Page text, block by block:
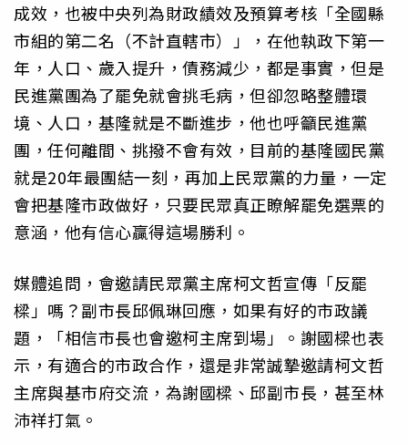
成效，也被中央列為財政績效及預算考核「全國縣
市組的第二名（不計直轄市）」，在他執政下第一
年，人口、歲入提升，債務減少，都是事實，但是
民進黨團為了罷免就會挑毛病，但卻忽略整體環
境、人口，基隆就是不斷進步，他也呼籲民進黨
團，任何離間、挑撥不會有效，目前的基隆國民黨
就是20年最團結一刻，再加上民眾黨的力量，一定
會把基隆市政做好，只要民眾真正瞭解罷免選票的
意涵，他有信心贏得這場勝利。
媒體追問，會邀請民眾黨主席柯文哲宣傳「反罷
樑」嗎？副市長邱佩琳回應，如果有好的市政議
題，「相信市長也會邀柯主席到場」。謝國樑也表
示，有適合的市政合作，還是非常誠摯邀請柯文哲
主席與基市府交流，為謝國樑、邱副市長，甚至林
沛祥打氣。